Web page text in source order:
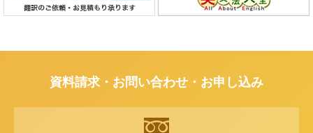
資料請求・お問い合わせ・お申し込み